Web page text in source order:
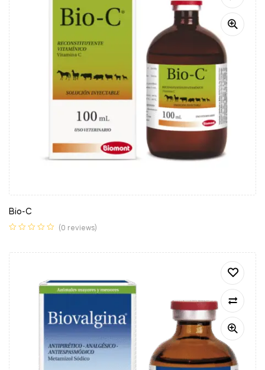
Bio-C
(0 reviews)